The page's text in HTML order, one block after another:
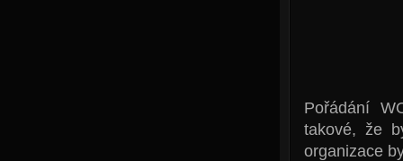
Pořádání
takové, že
organizace